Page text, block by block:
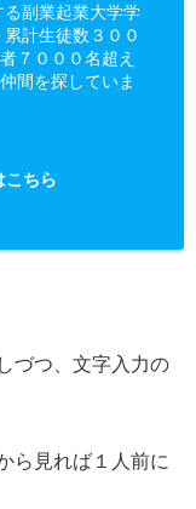
副業起業大学学
計生徒数３００
７０００名超え
間を探していま
こちら
づつ、文字入力の
ら見れば１人前に